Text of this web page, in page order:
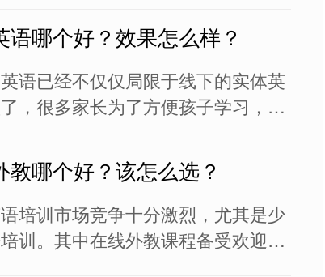
2022年接近约2.6亿人，比2018年
。但是在市场整体向好的背景
生了一系列的行业问题。 已经有多
露，部分...
语哪个好？效果怎么样？
语已经不仅仅局限于线下的实体英
，很多家长为了方便孩子学习，不
可以不受时间和空间的限制，灵活利
碎片化时间，随时随地轻松学英
接触优质的国际教育资源，和外教
纯正的...
教哪个好？该怎么选？
培训市场竞争十分激烈，尤其是少
训。其中在线外教课程备受欢迎，